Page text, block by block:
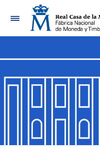
Navegación
Mostrar/Ocultar
Mostrar/Ocultar
Mostrar/Ocultar